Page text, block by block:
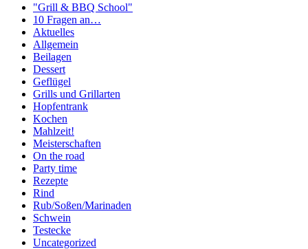
"Grill & BBQ School"
10 Fragen an…
Aktuelles
Allgemein
Beilagen
Dessert
Geflügel
Grills und Grillarten
Hopfentrank
Kochen
Mahlzeit!
Meisterschaften
On the road
Party time
Rezepte
Rind
Rub/Soßen/Marinaden
Schwein
Testecke
Uncategorized